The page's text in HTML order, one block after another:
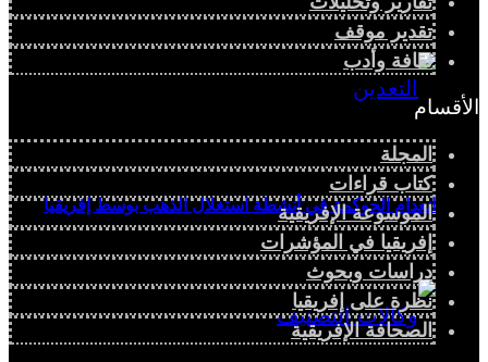
انعدام الحوكمة في أنشطة استغلال الذهب بوسط إفريقيا
تقدير موقف
ثقافة وأدب
الأقسام
المجلة
كتاب قراءات
الموسوعة الإفريقية
إفريقيا في المؤشرات
دراسات وبحوث
نظرة على إفريقيا
الصحافة الإفريقية